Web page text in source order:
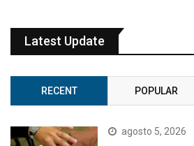
Latest Update
RECENT POPULAR
agosto 5, 2026